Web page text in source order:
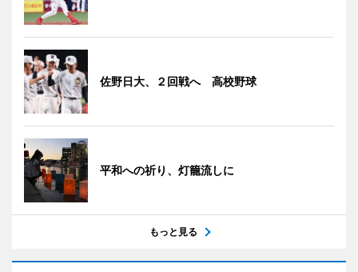
佐野日大、２回戦へ 高校野球
平和への祈り、灯籠流しに
もっと見る